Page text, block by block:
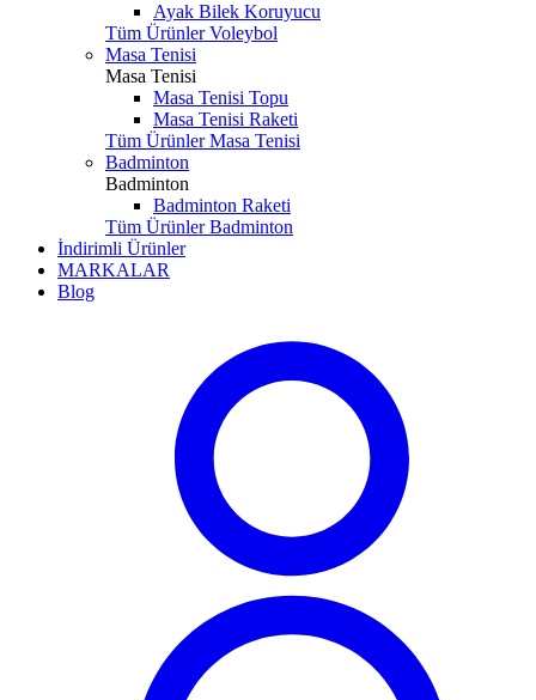
Ayak Bilek Koruyucu
Tüm Ürünler Voleybol
Masa Tenisi
Masa Tenisi
Masa Tenisi Topu
Masa Tenisi Raketi
Tüm Ürünler Masa Tenisi
Badminton
Badminton
Badminton Raketi
Tüm Ürünler Badminton
İndirimli Ürünler
MARKALAR
Blog